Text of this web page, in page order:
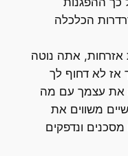
הכלכלה
אתה נוטה
לא דחוף לך
עצמך עם מה
משווים את
ונדפקים